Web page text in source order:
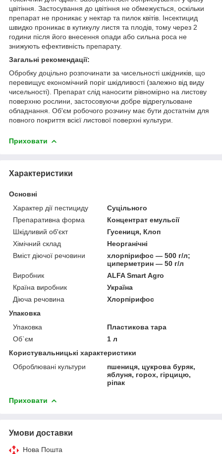
цвітіння. Застосування до цвітіння не обмежується, оскільки
препарат не проникає у нектар та пилок квітів. Інсектицид
швидко проникає в кутикулу листя та плодів, тому через 2
години після його внесення опади або сильна роса не
знижують ефективність препарату.
Загальні рекомендації:
Обробку доцільно розпочинати за чисельності шкідників, що
перевищує економічний поріг шкідливості (залежно від виду
чисельності). Препарат слід наносити рівномірно на листову
поверхню рослини, застосовуючи добре відрегульоване
обладнання. Об'єм робочого розчину має бути достатнім для
повного покриття всієї листової поверхні культури.
Приховати
Характеристики
Основні
Характер дії пестициду
Суцільного
Препаративна форма
Концентрат емульсії
Шкідливий об'єкт
Гусениця, Клоп
Хімічний склад
Неорганічні
Вміст діючої речовини
хлорпірифос — 500 г/л;
циперметрин — 50 г/л
Виробник
ALFA Smart Agro
Країна виробник
Україна
Діюча речовина
Хлорпірифос
Упаковка
Упаковка
Пластикова тара
Об`єм
1 л
Користувальницькі характеристики
Оброблювані культури
пшениця, цукрова буряк,
яблуня, горох, гірцицю,
ріпак
Приховати
Умови доставки
Нова Пошта